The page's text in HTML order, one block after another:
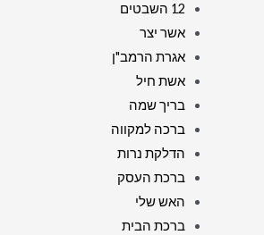
12 השבטים
אשר יצר
אגרת הרמב"ן
אשת חיל
בריך שמה
ברכה למקווה
הדלקת נרות
ברכת העסק
האש שלי
ברכת הבית